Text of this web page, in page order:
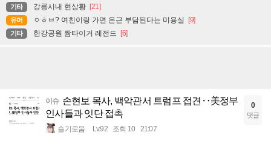
기타 강릉시내 현상황 [21]
유머 ㅇㅎㅂ? 여친이랑 가면 은근 부담된다는 미용실 [9]
기타 한강공원 짬타이거 레전드 [6]
이슈 손현보 목사, 백악관서 트럼프 접견‥美정부
인사들과 잇단 접촉
슬기로움 Lv.92 조회 10 21:07
0
댓글